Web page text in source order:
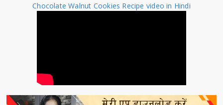
Chocolate Walnut Cookies Recipe video in Hindi